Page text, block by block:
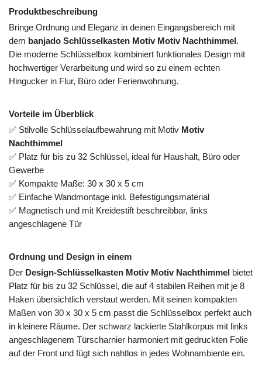
Produktbeschreibung
Bringe Ordnung und Eleganz in deinen Eingangsbereich mit
dem banjado Schlüsselkasten Motiv Motiv Nachthimmel.
Die moderne Schlüsselbox kombiniert funktionales Design mit
hochwertiger Verarbeitung und wird so zu einem echten
Hingucker in Flur, Büro oder Ferienwohnung.
Vorteile im Überblick
✅ Stilvolle Schlüsselaufbewahrung mit Motiv Motiv
Nachthimmel
✅ Platz für bis zu 32 Schlüssel, ideal für Haushalt, Büro oder
Gewerbe
✅ Kompakte Maße: 30 x 30 x 5 cm
✅ Einfache Wandmontage inkl. Befestigungsmaterial
✅ Magnetisch und mit Kreidestift beschreibbar, links
angeschlagene Tür
Ordnung und Design in einem
Der Design-Schlüsselkasten Motiv Motiv Nachthimmel bietet
Platz für bis zu 32 Schlüssel, die auf 4 stabilen Reihen mit je 8
Haken übersichtlich verstaut werden. Mit seinen kompakten
Maßen von 30 x 30 x 5 cm passt die Schlüsselbox perfekt auch
in kleinere Räume. Der schwarz lackierte Stahlkorpus mit links
angeschlagenem Türscharnier harmoniert mit gedruckten Folie
auf der Front und fügt sich nahtlos in jedes Wohnambiente ein.